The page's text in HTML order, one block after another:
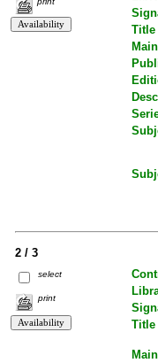
Title
2 / 3
select
print
Title